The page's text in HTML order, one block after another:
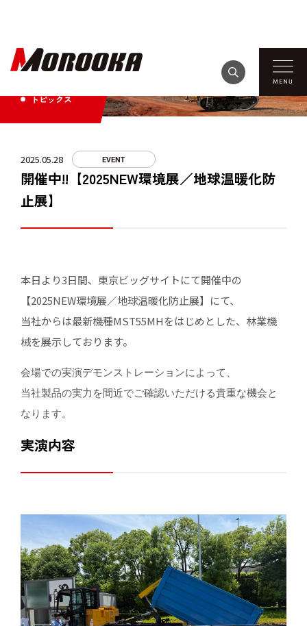
トピックス
2025.05.28 EVENT
開催中!!【2025NEW環境展／地球温暖化防
止展】
本日より3日間、東京ビッグサイトにて開催中の
【2025NEW環境展／地球温暖化防止展】にて、
当社からは最新機種MST55MHをはじめとした、林業機
械を展示しております。
会場での実演デモンストレーションによって、
当社製品の実力を間近でご確認いただける貴重な機会と
なります。
実演内容